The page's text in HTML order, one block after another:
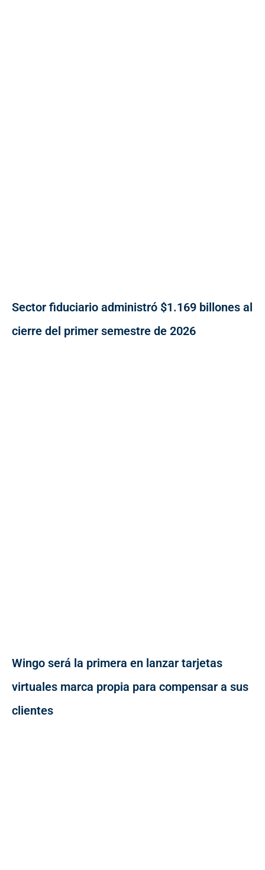
Sector fiduciario administró $1.169 billones al
cierre del primer semestre de 2026
Wingo será la primera en lanzar tarjetas
virtuales marca propia para compensar a sus
clientes